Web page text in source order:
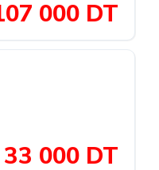
000 DT
33 000 DT